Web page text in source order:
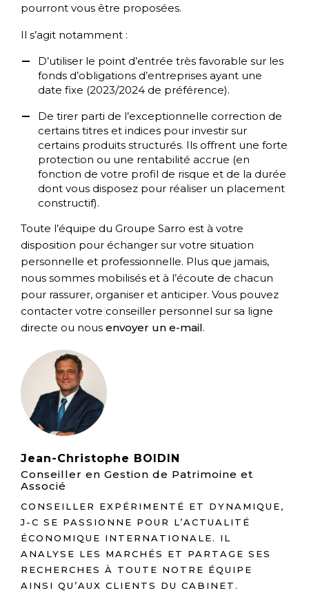
pourront vous être proposées.
Il s’agit notamment :
D’utiliser le point d’entrée très favorable sur les
fonds d’obligations d’entreprises ayant une
date fixe (2023/2024 de préférence).
De tirer parti de l’exceptionnelle correction de
certains titres et indices pour investir sur
certains produits structurés. Ils offrent une forte
protection ou une rentabilité accrue (en
fonction de votre profil de risque et de la durée
dont vous disposez pour réaliser un placement
constructif).
Toute l’équipe du Groupe Sarro est à votre
disposition pour échanger sur votre situation
personnelle et professionnelle. Plus que jamais,
nous sommes mobilisés et à l’écoute de chacun
pour rassurer, organiser et anticiper. Vous pouvez
contacter votre conseiller personnel sur sa ligne
directe ou nous envoyer un e-mail.
Jean-Christophe BOIDIN
Conseiller en Gestion de Patrimoine et
Associé
CONSEILLER EXPÉRIMENTÉ ET DYNAMIQUE,
J-C SE PASSIONNE POUR L’ACTUALITÉ
ÉCONOMIQUE INTERNATIONALE. IL
ANALYSE LES MARCHÉS ET PARTAGE SES
RECHERCHES À TOUTE NOTRE ÉQUIPE
AINSI QU’AUX CLIENTS DU CABINET.